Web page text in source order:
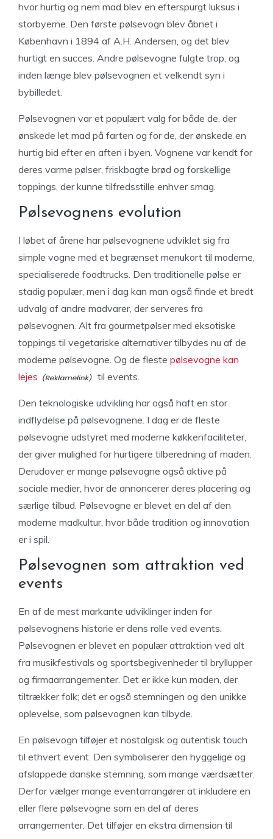
hvor hurtig og nem mad blev en efterspurgt luksus i
storbyerne. Den første pølsevogn blev åbnet i
København i 1894 af A.H. Andersen, og det blev
hurtigt en succes. Andre pølsevogne fulgte trop, og
inden længe blev pølsevognen et velkendt syn i
bybilledet.
Pølsevognen var et populært valg for både de, der
ønskede let mad på farten og for de, der ønskede en
hurtig bid efter en aften i byen. Vognene var kendt for
deres varme pølser, friskbagte brød og forskellige
toppings, der kunne tilfredsstille enhver smag.
Pølsevognens evolution
I løbet af årene har pølsevognene udviklet sig fra
simple vogne med et begrænset menukort til moderne,
specialiserede foodtrucks. Den traditionelle pølse er
stadig populær, men i dag kan man også finde et bredt
udvalg af andre madvarer, der serveres fra
pølsevognen. Alt fra gourmetpølser med eksotiske
toppings til vegetariske alternativer tilbydes nu af de
moderne pølsevogne. Og de fleste pølsevogne kan
lejes
til events.
Den teknologiske udvikling har også haft en stor
indflydelse på pølsevognene. I dag er de fleste
pølsevogne udstyret med moderne køkkenfaciliteter,
der giver mulighed for hurtigere tilberedning af maden.
Derudover er mange pølsevogne også aktive på
sociale medier, hvor de annoncerer deres placering og
særlige tilbud. Pølsevogne er blevet en del af den
moderne madkultur, hvor både tradition og innovation
er i spil.
Pølsevognen som attraktion ved
events
En af de mest markante udviklinger inden for
pølsevognens historie er dens rolle ved events.
Pølsevognen er blevet en populær attraktion ved alt
fra musikfestivals og sportsbegivenheder til bryllupper
og firmaarrangementer. Det er ikke kun maden, der
tiltrækker folk; det er også stemningen og den unikke
oplevelse, som pølsevognen kan tilbyde.
En pølsevogn tilføjer et nostalgisk og autentisk touch
til ethvert event. Den symboliserer den hyggelige og
afslappede danske stemning, som mange værdsætter.
Derfor vælger mange eventarrangører at inkludere en
eller flere pølsevogne som en del af deres
arrangementer. Det tilføjer en ekstra dimension til